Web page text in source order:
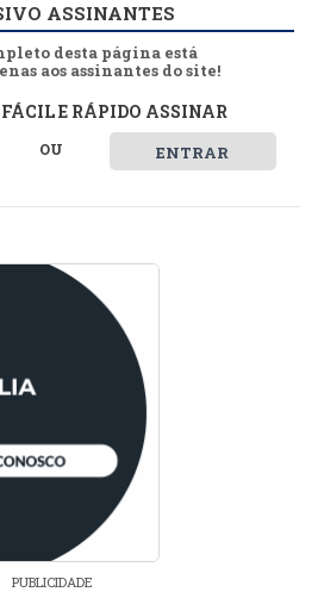
ASSINANTES
desta página está
aos assinantes do site!
E RÁPIDO ASSINAR
OU ENTRAR
PUBLICIDADE